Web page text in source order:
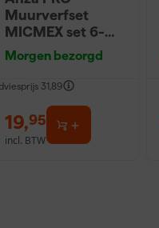
Muurverfset
MICMEX set 6-
delig
Morgen bezorgd
31,89
19,95
incl. BTW